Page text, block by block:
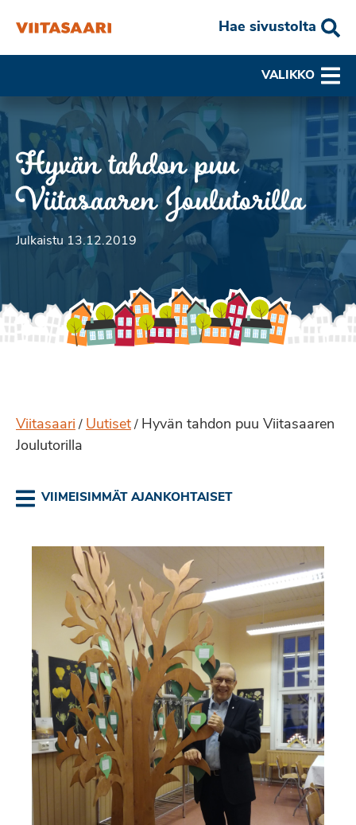
Hae sivustolta
VALIKKO
Hyvän tahdon puu
Viitasaaren Joulutorilla
Julkaistu 13.12.2019
Viitasaari / Uutiset / Hyvän tahdon puu Viitasaaren
Joulutorilla
VIIMEISIMMÄT AJANKOHTAISET